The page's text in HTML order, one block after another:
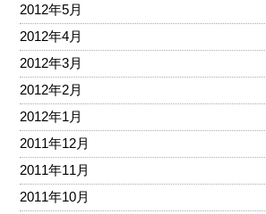
2012年5月
2012年4月
2012年3月
2012年2月
2012年1月
2011年12月
2011年11月
2011年10月